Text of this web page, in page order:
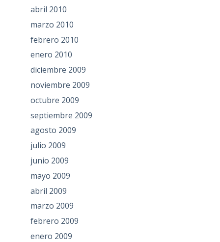
abril 2010
marzo 2010
febrero 2010
enero 2010
diciembre 2009
noviembre 2009
octubre 2009
septiembre 2009
agosto 2009
julio 2009
junio 2009
mayo 2009
abril 2009
marzo 2009
febrero 2009
enero 2009